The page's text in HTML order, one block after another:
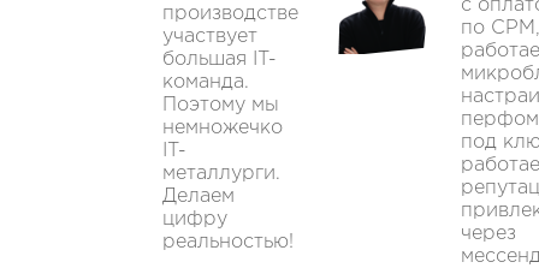
производстве
участвует
большая IT-
команда.
Поэтому мы
немножечко
IT-
металлурги.
Делаем
цифру
реальностью!
с
по CPM,
под
через